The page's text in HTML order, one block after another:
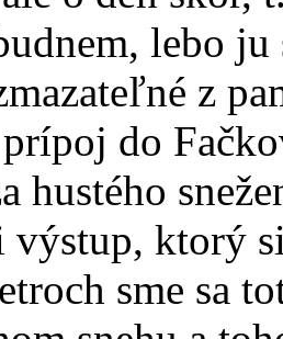
lebo
z
do
hustého
výstup, ktorý
sme sa